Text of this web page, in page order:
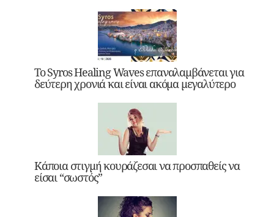
Το Syros Healing Waves επαναλαμβάνεται για
δεύτερη χρονιά και είναι ακόμα μεγαλύτερο
Κάποια στιγμή κουράζεσαι να προσπαθείς να
είσαι “σωστός”